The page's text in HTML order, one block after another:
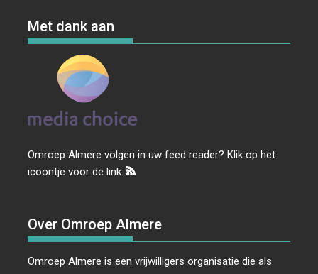
Met dank aan
Omroep Almere volgen in uw feed reader? Klik op het
icoontje voor de link:
Over Omroep Almere
Omroep Almere is een vrijwilligers organisatie die als